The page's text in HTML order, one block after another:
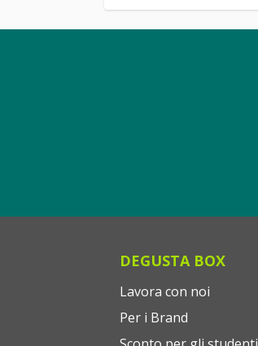
DEGUSTA BOX
Lavora con noi
Per i Brand